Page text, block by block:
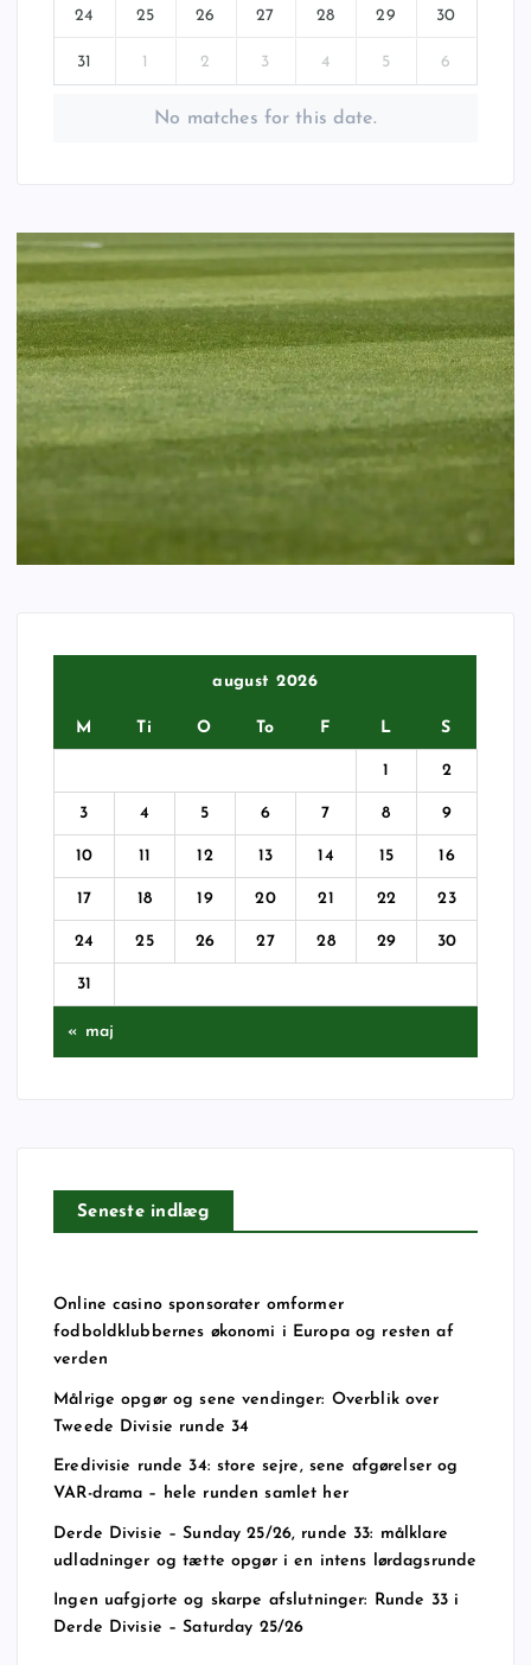
24 25 26 27 28 29 30
31 1 2 3 4 5 6
No matches for this date.
august 2026
M Ti O To F L S
1 2
3 4 5 6 7 8 9
10 11 12 13 14 15 16
17 18 19 20 21 22 23
24 25 26 27 28 29 30
31
« maj
Seneste indlæg
Online casino sponsorater omformer
fodboldklubbernes økonomi i Europa og resten af
verden
Målrige opgør og sene vendinger: Overblik over
Tweede Divisie runde 34
Eredivisie runde 34: store sejre, sene afgørelser og
VAR-drama – hele runden samlet her
Derde Divisie – Sunday 25/26, runde 33: målklare
udladninger og tætte opgør i en intens lørdagsrunde
Ingen uafgjorte og skarpe afslutninger: Runde 33 i
Derde Divisie – Saturday 25/26